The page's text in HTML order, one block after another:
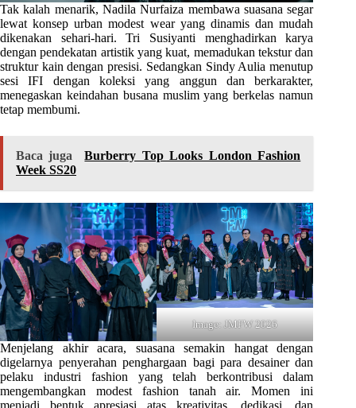
Tak kalah menarik, Nadila Nurfaiza membawa suasana segar
lewat konsep urban modest wear yang dinamis dan mudah
dikenakan sehari-hari. Tri Susiyanti menghadirkan karya
dengan pendekatan artistik yang kuat, memadukan tekstur dan
struktur kain dengan presisi. Sedangkan Sindy Aulia menutup
sesi IFI dengan koleksi yang anggun dan berkarakter,
menegaskan keindahan busana muslim yang berkelas namun
tetap membumi.
Baca juga
Burberry Top Looks London Fashion
Week SS20
Image: JMFW 2026
Menjelang akhir acara, suasana semakin hangat dengan
digelarnya penyerahan penghargaan bagi para desainer dan
pelaku industri fashion yang telah berkontribusi dalam
mengembangkan modest fashion tanah air. Momen ini
menjadi bentuk apresiasi atas kreativitas, dedikasi, dan